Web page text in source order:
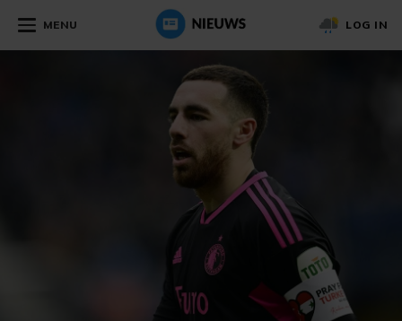
MENU LOG IN